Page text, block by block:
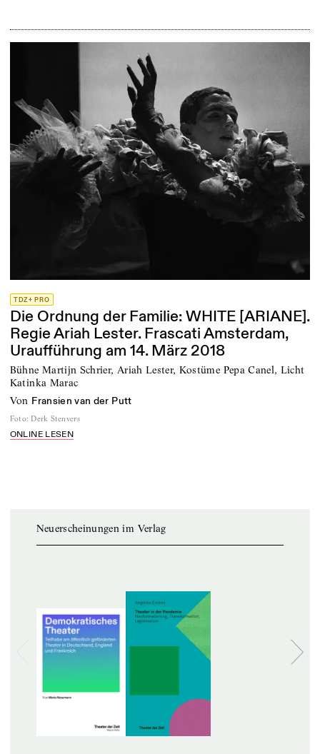
TDZ+ PRO
Die Ordnung der Familie: WHITE [ARIANE].
Regie Ariah Lester. Frascati Amsterdam,
Uraufführung am 14. März 2018
Bühne Martijn Schrier, Ariah Lester, Kostüme Pepa Canel, Licht
Katinka Marac
von Fransien van der Putt
Foto: Derk Stenvers
ONLINE LESEN
Neuerscheinungen im Verlag